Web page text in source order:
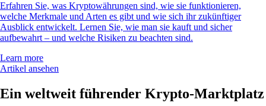
Erfahren Sie, was Kryptowährungen sind, wie sie funktionieren,
welche Merkmale und Arten es gibt und wie sich ihr zukünftiger
Ausblick entwickelt. Lernen Sie, wie man sie kauft und sicher
aufbewahrt – und welche Risiken zu beachten sind.
Learn more
Artikel ansehen
Ein weltweit führender Krypto-Marktplatz